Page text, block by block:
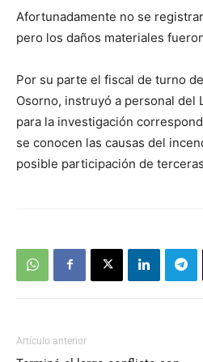
Afortunadamente no se
pero los daños materiales
Por su parte el fiscal de turno
Osorno, instruyó a personal del
para la investigación
se conocen las causas del
posible participación de
Artículo anterior